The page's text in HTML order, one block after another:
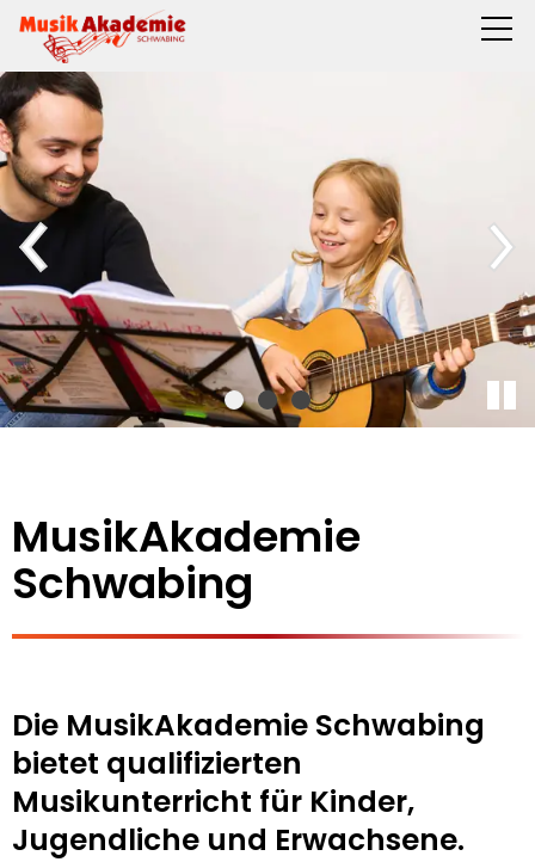
MusikAkademie
Schwabing
Die MusikAkademie Schwabing
bietet qualifizierten
Musikunterricht für Kinder,
Jugendliche und Erwachsene.